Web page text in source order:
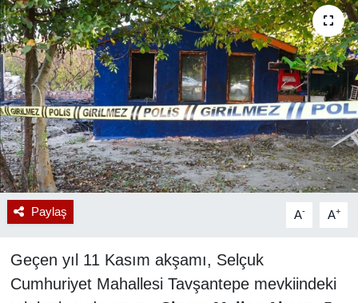
Paylaş A- A+
Geçen yıl 11 Kasım akşamı, Selçuk
Cumhuriyet Mahallesi Tavşantepe mevkiindeki